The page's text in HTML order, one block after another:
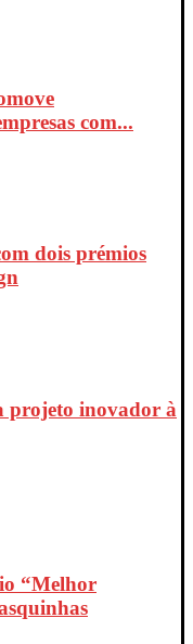
com...
dois prémios
projeto inovador à
“Melhor